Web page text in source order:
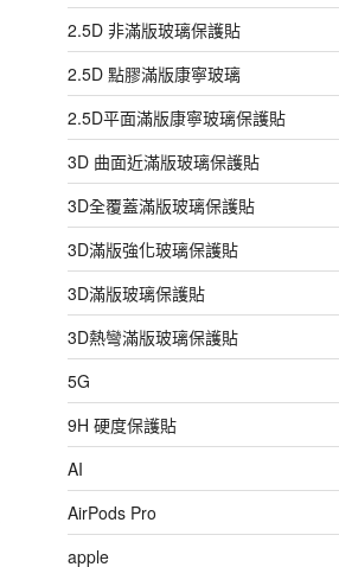
2.5D 非滿版玻璃保護貼
2.5D 點膠滿版康寧玻璃
2.5D平面滿版康寧玻璃保護貼
3D 曲面近滿版玻璃保護貼
3D全覆蓋滿版玻璃保護貼
3D滿版強化玻璃保護貼
3D滿版玻璃保護貼
3D熱彎滿版玻璃保護貼
5G
9H 硬度保護貼
AI
AirPods Pro
apple